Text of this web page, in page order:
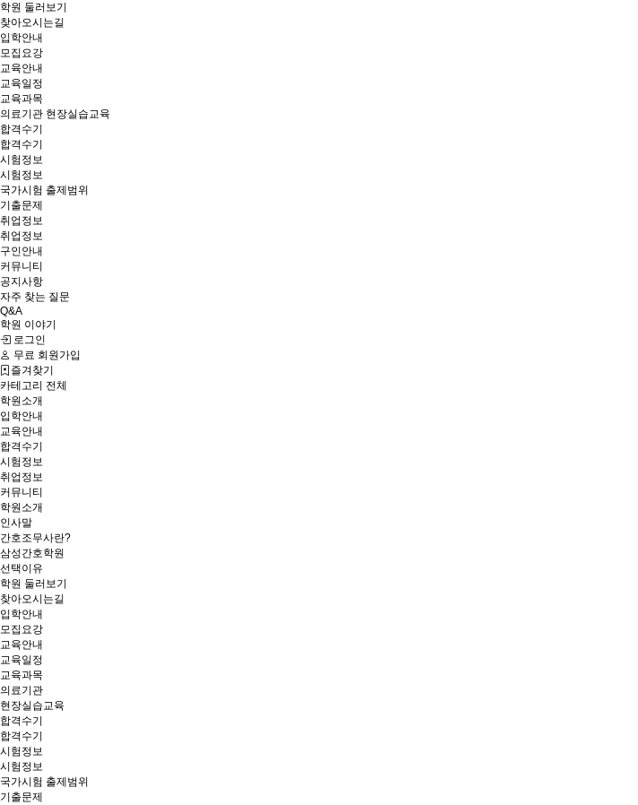
학원 둘러보기
찾아오시는길
입학안내
모집요강
교육안내
교육일정
교육과목
의료기관 현장실습교육
합격수기
합격수기
시험정보
시험정보
국가시험 출제범위
기출문제
취업정보
취업정보
구인안내
커뮤니티
공지사항
자주 찾는 질문
Q&A
학원 이야기
로그인
무료 회원가입
즐겨찾기
카테고리 전체
학원소개
입학안내
교육안내
합격수기
시험정보
취업정보
커뮤니티
학원소개
인사말
간호조무사란?
삼성간호학원
선택이유
학원 둘러보기
찾아오시는길
입학안내
모집요강
교육안내
교육일정
교육과목
의료기관
현장실습교육
합격수기
합격수기
시험정보
시험정보
국가시험 출제범위
기출문제